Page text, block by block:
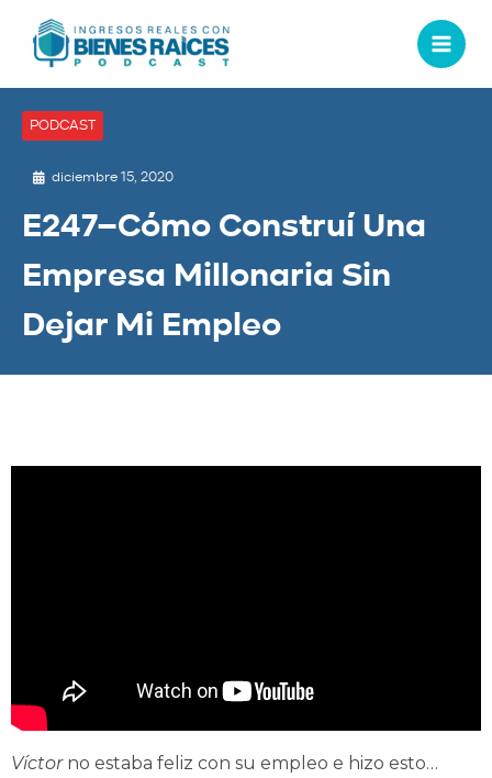
PODCAST
diciembre 15, 2020
E247–Cómo Construí Una
Empresa Millonaria Sin
Dejar Mi Empleo
Víctorno estaba feliz con su empleo e hizo esto…